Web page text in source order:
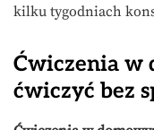
kilku tygodniach
Ćwiczenia w
ćwiczyć bez